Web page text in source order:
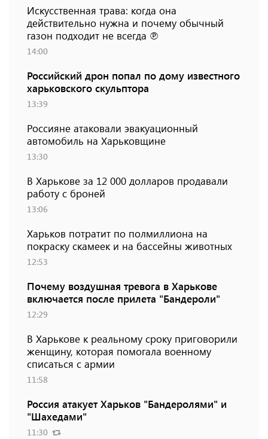
Искусственная трава: когда она
действительно нужна и почему обычный
газон подходит не всегда ℗
14:00
Российский дрон попал по дому известного
харьковского скульптора
13:39
Россияне атаковали эвакуационный
автомобиль на Харьковщине
13:30
В Харькове за 12 000 долларов продавали
работу с броней
13:06
Харьков потратит по полмиллиона на
покраску скамеек и на бассейны животных
12:53
Почему воздушная тревога в Харькове
включается после прилета "Бандероли"
12:29
В Харькове к реальному сроку приговорили
женщину, которая помогала военному
списаться с армии
11:58
Россия атакует Харьков "Бандеролями" и
"Шахедами"
11:30